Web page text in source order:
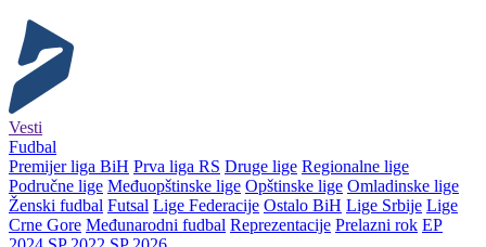
Vesti
Fudbal
Premijer liga BiH Prva liga RS Druge lige Regionalne lige
Područne lige Međuopštinske lige Opštinske lige Omladinske lige
Ženski fudbal Futsal Lige Federacije Ostalo BiH Lige Srbije Lige
Crne Gore Međunarodni fudbal Reprezentacije Prelazni rok EP